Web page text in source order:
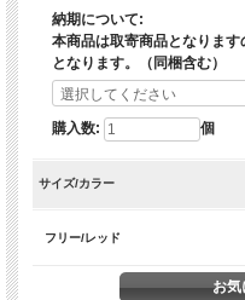
納期について:
本商品は取寄商品となりま
となります。（同梱含む）
購入数: 個
サイズ/カラー
フリー/レッド